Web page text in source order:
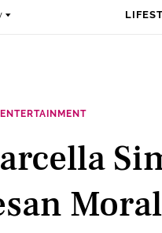
ENTERTAINMENT